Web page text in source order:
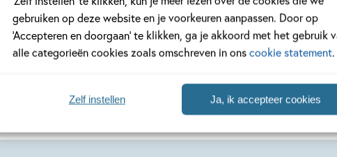
gebruiken op deze website en je voorkeuren aanpassen. Door op
‘Accepteren en doorgaan’ te klikken, ga je akkoord met het gebruik
alle categorieën cookies zoals omschreven in onscookie statement.
Ja, ik accepteer cookies
Zelf instellen
Bekijk alle artikelen